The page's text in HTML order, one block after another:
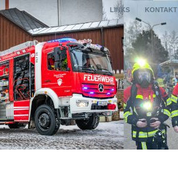
LINKS KONTAKT